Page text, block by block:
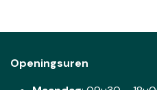
Openingsuren